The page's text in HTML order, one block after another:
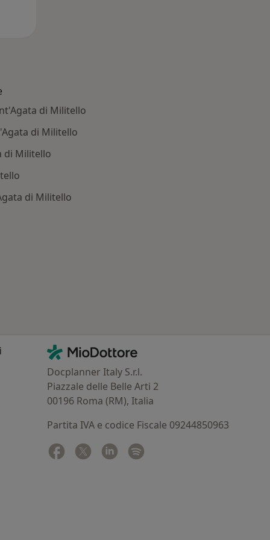
di Militello
di Militello
di Militello
di Militello
Contatti
MioDottore - Homepage
Docplanner Italy S.r.l.
Piazzale delle Belle Arti 2
00196 Roma (RM), Italia
Partita IVA e codice Fiscale 09244850963
Facebook
si apre in una nuova scheda
Twitter
si apre in una nuova scheda
Linkedin
si apre in una nuova scheda